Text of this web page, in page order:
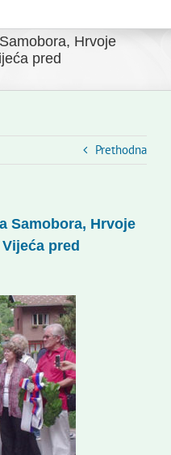
Hrvoje
pred
Prethodna
Samobora, Hrvoje
pred